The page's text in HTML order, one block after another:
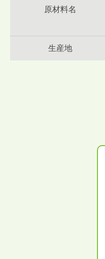
原材料名
生産地